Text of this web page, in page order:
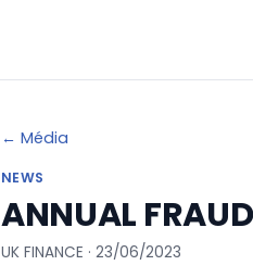
← Média
NEWS
ANNUAL
UK FINANCE · 23/06/2023